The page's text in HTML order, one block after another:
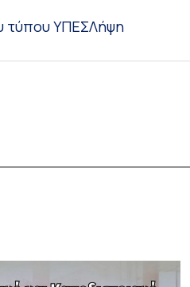
τύπου ΥΠΕΣΛήψη